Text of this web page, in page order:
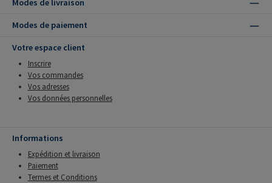
Modes de livraison
Modes de paiement
Votre espace client
Inscrire
Vos commandes
Vos adresses
Vos données personnelles
Informations
Expédition et livraison
Paiement
Termes et Conditions